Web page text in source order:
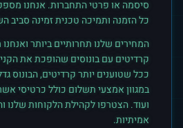
סיסמה או פרטי התחברות. אנחנו
כל הזמנה ותמיכה טכנית זמינה סביב
המחירים שלנו תחרותיים ביותר
קרדיטים עם בונוסים שהופכת את
ככל שטוענים יותר קרדיטים, הבונוס
ועוד. הצטרפו לקהילת הלקוחות שלנו
אמיתיות.